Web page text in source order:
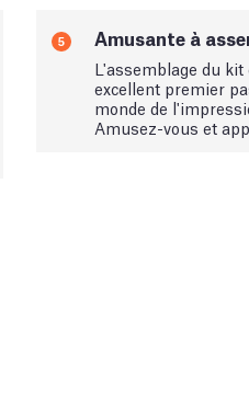
5 Amusante à
L'assemblage du kit
excellent premier
monde de
Amusez-vous et